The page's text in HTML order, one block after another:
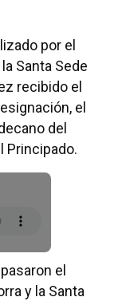
por el
Santa Sede
recibido el
el
del
Principado.
el
y la Santa